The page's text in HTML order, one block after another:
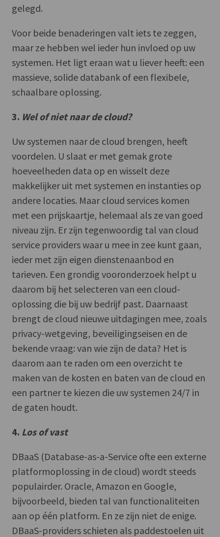
gelegd.
Voor beide benaderingen valt iets te zeggen,
maar ze hebben wel ieder hun invloed op uw
systemen. Het ligt eraan wat u liever heeft: een
massieve, solide databank of een flexibele,
schaalbare oplossing.
3. Wel of niet naar de cloud?
Uw systemen naar de cloud brengen, heeft
voordelen. U slaat er met gemak grote
hoeveelheden data op en wisselt deze
makkelijker uit met systemen en instanties op
andere locaties. Maar cloud services komen
met een prijskaartje, helemaal als ze van goed
niveau zijn. Er zijn tegenwoordig tal van cloud
service providers waar u mee in zee kunt gaan,
ieder met zijn eigen dienstenaanbod en
tarieven. Een grondig vooronderzoek helpt u
daarom bij het selecteren van een cloud-
oplossing die bij uw bedrijf past. Daarnaast
brengt de cloud nieuwe uitdagingen mee, zoals
privacy-wetgeving, beveiligingseisen en de
bekende vraag: van wie zijn de data? Het is
daarom aan te raden om een overzicht te
maken van de kosten en baten van de cloud en
een partner te kiezen die uw systemen 24/7 in
de gaten houdt.
4. Los of vast
DBaaS (Database-as-a-Service ofte een externe
platformoplossing in de cloud) wordt steeds
populairder. Oracle, Amazon en Google,
bijvoorbeeld, bieden tal van functionaliteiten
aan op één platform. En ze zijn niet de enige.
DBaaS-providers schieten als paddestoelen uit